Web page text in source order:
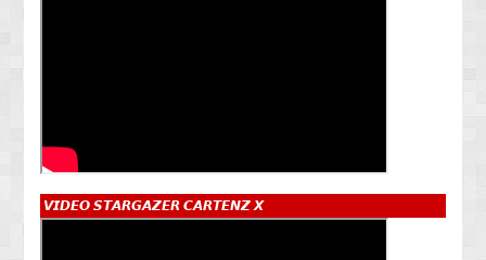
𝙑𝙄𝘿𝙀𝙊 𝙎𝙏𝘼𝙍𝙂𝘼𝙕𝙀𝙍 𝘾𝘼𝙍𝙏𝙀𝙉𝙕 𝙓